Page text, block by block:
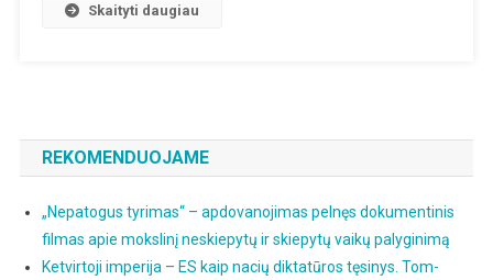
Skaityti daugiau
REKOMENDUOJAME
„Nepatogus tyrimas“ – apdovanojimas pelnęs dokumentinis
filmas apie mokslinį neskiepytų ir skiepytų vaikų palyginimą
Ketvirtoji imperija – ES kaip nacių diktatūros tęsinys. Tom-